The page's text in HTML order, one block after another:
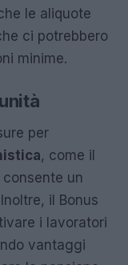
le aliquote
ci potrebbero
minime.
per
, come il
un
il Bonus
i lavoratori
vantaggi